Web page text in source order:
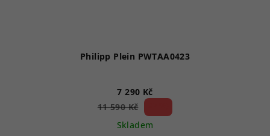
Philipp Plein PWTAA0423
7 290 Kč
11 590 Kč
Skladem